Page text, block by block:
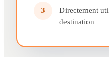
3
Directement
destination